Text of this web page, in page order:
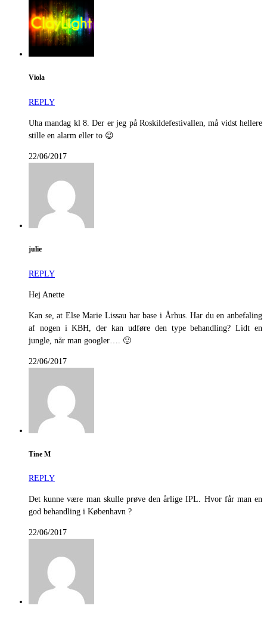
Viola
REPLY
Uha mandag kl 8. Der er jeg på Roskildefestivallen, må vidst hellere
stille en alarm eller to 😉
22/06/2017
julie
REPLY
Hej Anette
Kan se, at Else Marie Lissau har base i Århus. Har du en anbefaling
af nogen i KBH, der kan udføre den type behandling? Lidt en
jungle, når man googler…. 🙂
22/06/2017
Tine M
REPLY
Det kunne være man skulle prøve den årlige IPL. Hvor får man en
god behandling i København ?
22/06/2017